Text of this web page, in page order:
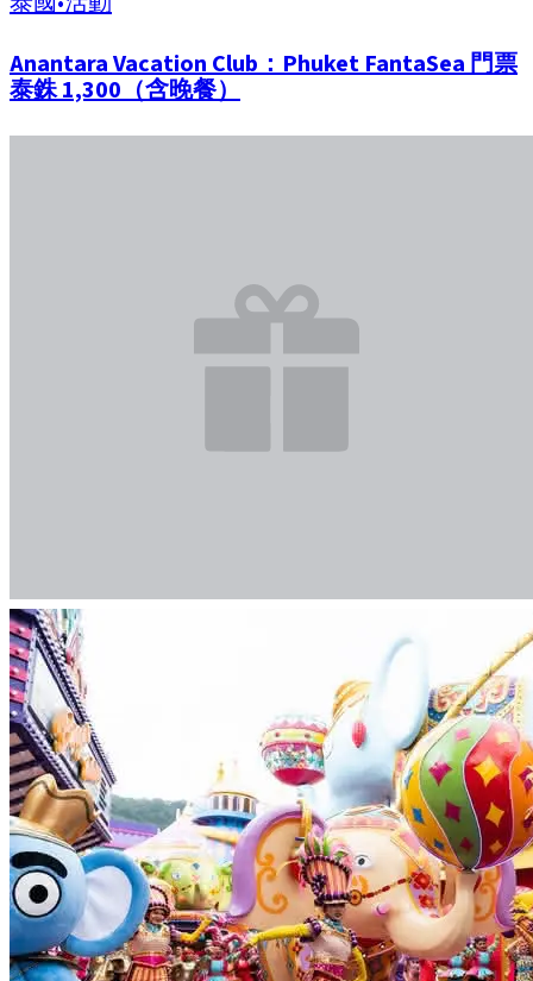
Anantara Vacation Club：Phuket FantaSea 門票
泰銖 1,300（含晚餐）